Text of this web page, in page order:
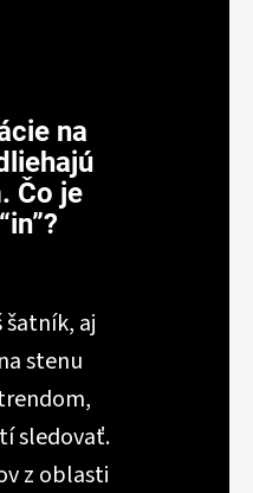
na
Čo je
šatník, aj
stenu
sledovať.
z oblasti